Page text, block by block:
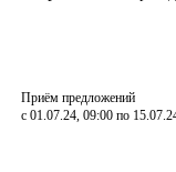
Приём предложений
с 01.07.24, 09:00 по